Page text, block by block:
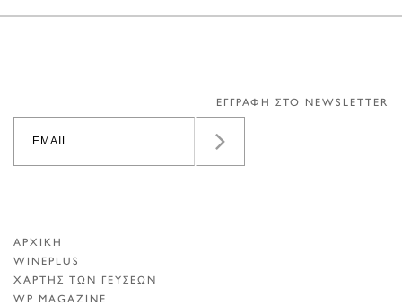
ΕΓΓΡΑΦΗ ΣΤΟ NEWSLETTER
ΑΡΧΙΚΗ
WINEPLUS
ΧΑΡΤΗΣ ΤΩΝ ΓΕΥΣΕΩΝ
WP MAGAZINE